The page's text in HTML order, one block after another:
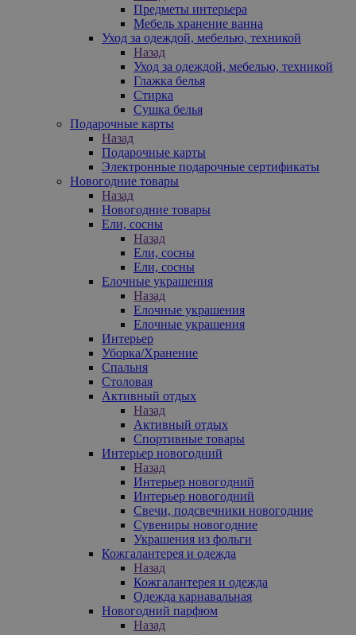
Предметы интерьера
Мебель хранение ванна
Уход за одеждой, мебелью, техникой
Назад
Уход за одеждой, мебелью, техникой
Глажка белья
Стирка
Сушка белья
Подарочные карты
Назад
Подарочные карты
Электронные подарочные сертификаты
Новогодние товары
Назад
Новогодние товары
Ели, сосны
Назад
Ели, сосны
Ели, сосны
Елочные украшения
Назад
Елочные украшения
Елочные украшения
Интерьер
Уборка/Хранение
Спальня
Столовая
Активный отдых
Назад
Активный отдых
Спортивные товары
Интерьер новогодний
Назад
Интерьер новогодний
Интерьер новогодний
Свечи, подсвечники новогодние
Сувениры новогодние
Украшения из фольги
Кожгалантерея и одежда
Назад
Кожгалантерея и одежда
Одежда карнавальная
Новогодний парфюм
Назад